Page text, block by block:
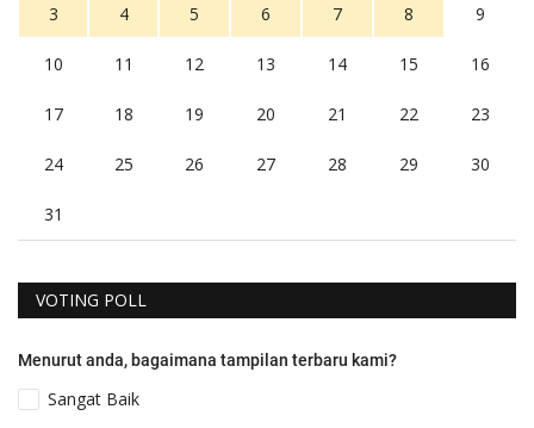
3 4 5 6 7 8 9
10 11 12 13 14 15 16
17 18 19 20 21 22 23
24 25 26 27 28 29 30
31
VOTING POLL
Menurut anda, bagaimana tampilan terbaru kami?
Sangat Baik